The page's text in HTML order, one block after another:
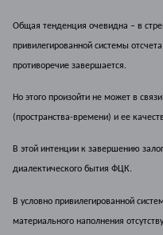
Общая тенденция очевидна – в
привилегированной системы
противоречие завершается.
Но этого произойти не может в
(пространства-времени) и ее
В этой интенции к завершению
диалектического бытия ФЦК.
В условно привилегированной
материального наполнения